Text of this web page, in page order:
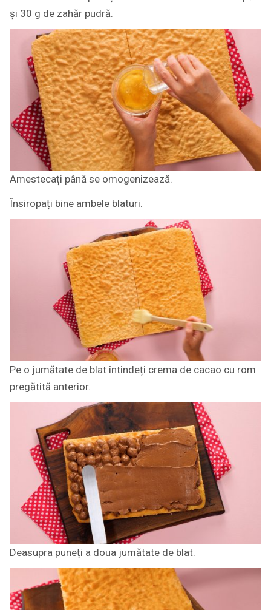
și 30 g de zahăr pudră.
Amestecați până se omogenizează.
Însiropați bine ambele blaturi.
Pe o jumătate de blat întindeți crema de cacao cu rom
pregătită anterior.
Deasupra puneți a doua jumătate de blat.